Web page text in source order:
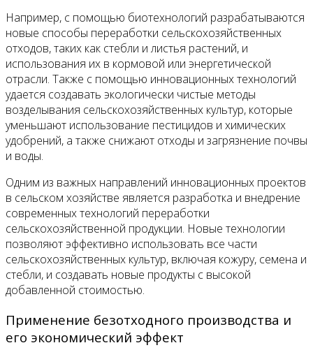
Например, с помощью биотехнологий разрабатываются
новые способы переработки сельскохозяйственных
отходов, таких как стебли и листья растений, и
использования их в кормовой или энергетической
отрасли. Также с помощью инновационных технологий
удается создавать экологически чистые методы
возделывания сельскохозяйственных культур, которые
уменьшают использование пестицидов и химических
удобрений, а также снижают отходы и загрязнение почвы
и воды.
Одним из важных направлений инновационных проектов
в сельском хозяйстве является разработка и внедрение
современных технологий переработки
сельскохозяйственной продукции. Новые технологии
позволяют эффективно использовать все части
сельскохозяйственных культур, включая кожуру, семена и
стебли, и создавать новые продукты с высокой
добавленной стоимостью.
Применение безотходного производства и
его экономический эффект